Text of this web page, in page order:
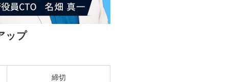
ップ
締切